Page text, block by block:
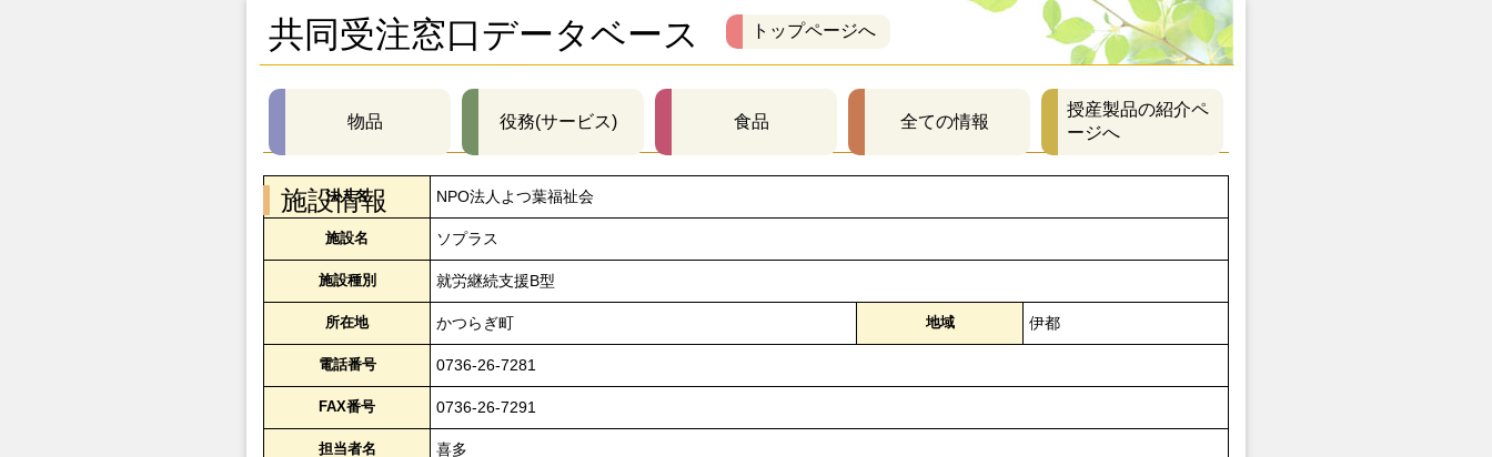
共同受注窓口データベース トップページへ
物品 役務(サービス) 食品 全ての情報
授産製品の紹介ペ
ージへ
施設情報
法人名 NPO法人よつ葉福祉会
施設名 ソプラス
施設種別 就労継続支援B型
所在地 かつらぎ町 地域 伊都
電話番号 0736-26-7281
FAX番号 0736-26-7291
担当者名 喜多